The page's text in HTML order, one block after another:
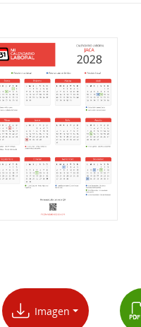
Imagen